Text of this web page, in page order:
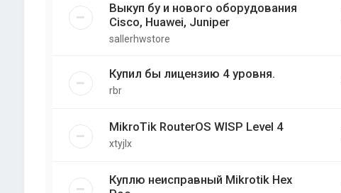
Выкуп бу и нового оборудования
Cisco, Huawei, Juniper
sallerhwstore
Купил бы лицензию 4 уровня.
rbr
MikroTik RouterOS WISP Level 4
xtyjlx
Куплю неисправный Mikrotik Hex